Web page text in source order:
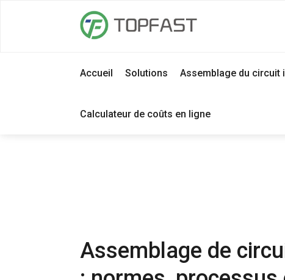
Accueil Solutions Assemblage du circuit
Calculateur de coûts en ligne
Assemblage de